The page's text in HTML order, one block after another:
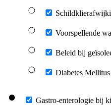
Voorspellende
Beleid bij
Diabetes Mellitus
Gastro-enterologie bij